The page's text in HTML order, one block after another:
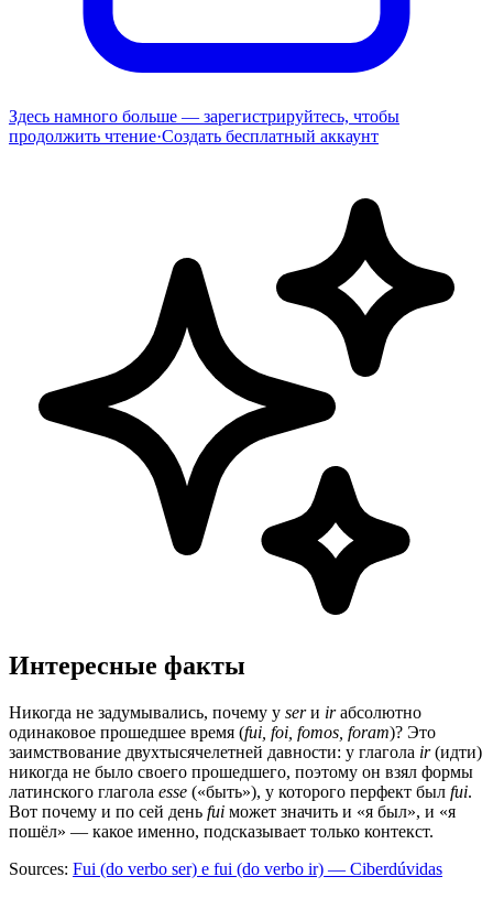
Здесь намного больше — зарегистрируйтесь, чтобы
продолжить чтение·Создать бесплатный аккаунт
Интересные факты
Никогда не задумывались, почему у serи irабсолютно
одинаковое прошедшее время (fui, foi, fomos, foram)? Это
заимствование двухтысячелетней давности: у глагола ir(идти)
никогда не было своего прошедшего, поэтому он взял формы
латинского глагола esse («быть»), у которого перфект был fui.
Вот почему и по сей день fui может значить и «я был», и «я
пошёл» — какое именно, подсказывает только контекст.
Sources: Fui (do verbo ser) e fui (do verbo ir) — Ciberdúvidas